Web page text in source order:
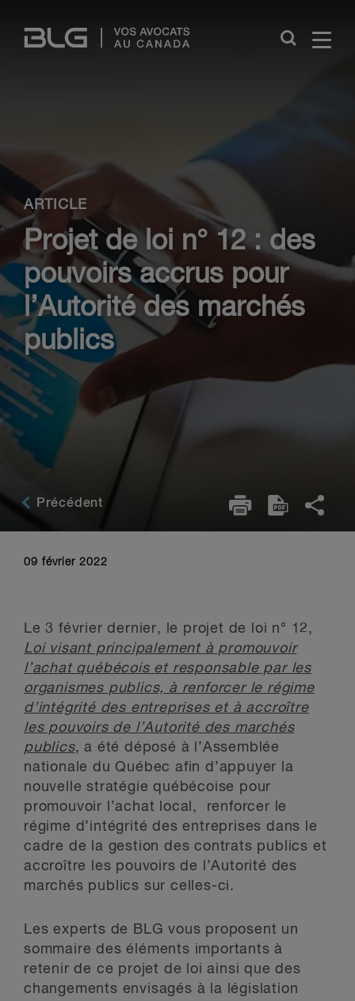
Links
Close
ARTICLE
Projet de loi n° 12 : des
pouvoirs accrus pour
l’Autorité des marchés
publics
Précédent
09 février 2022
Le 3 février dernier, le projet de loi n° 12,
Loi visant principalement à promouvoir
l’achat québécois et responsable par les
organismes publics, à renforcer le régime
d’intégrité des entreprises et à accroître
les pouvoirs de l’Autorité des marchés
publics, a été déposé à l’Assemblée
nationale du Québec afin d’appuyer la
nouvelle stratégie québécoise pour
promouvoir l’achat local, renforcer le
régime d’intégrité des entreprises dans le
cadre de la gestion des contrats publics et
accroître les pouvoirs de l’Autorité des
marchés publics sur celles-ci.
Les experts de BLG vous proposent un
sommaire des éléments importants à
retenir de ce projet de loi ainsi que des
changements envisagés à la législation